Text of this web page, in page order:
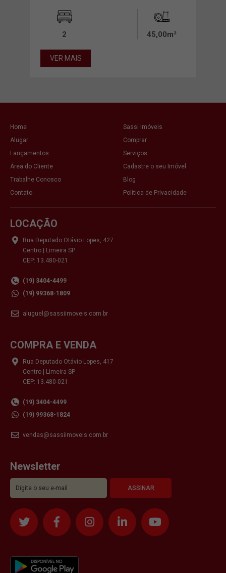
2 45,00m²
VER MAIS
Home
Sassi Imóveis
Alugar
Comprar
Lançamentos
Serviços
Área do Cliente
Cadastre o seu Imóvel
Trabalhe Conosco
Blog
Contato
Política de Privacidade
LOCAÇÃO
Rua Deputado Otávio Lopes, 427
Centro | Limeira SP
CEP: 13.480-021
(19) 3404-4499
(19) 99368-1809
aluguel@sassiimoveis.com.br
COMPRA E VENDA
Rua Deputado Otávio Lopes, 417
Centro | Limeira SP
CEP: 13.480-021
(19) 3404-4499
(19) 99368-1824
vendas@sassiimoveis.com.br
Newsletter